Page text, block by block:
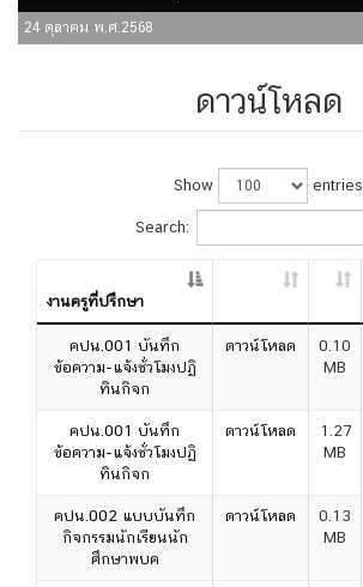
24 ตุลาคม พ.ศ.2568
ดาวน์โหลด
Show entries
Search:
งานครูที่ปรึกษา
คปน.001 บันทึก
ข้อความ-แจ้งชั่วโมงปฏิ
ทินกิจก
ดาวน์โหลด
0.10
MB
คปน.001 บันทึก
ข้อความ-แจ้งชั่วโมงปฏิ
ทินกิจก
ดาวน์โหลด
1.27
MB
คปน.002 แบบบันทึก
กิจกรรมนักเรียนนัก
ศึกษาพบค
ดาวน์โหลด
0.13
MB